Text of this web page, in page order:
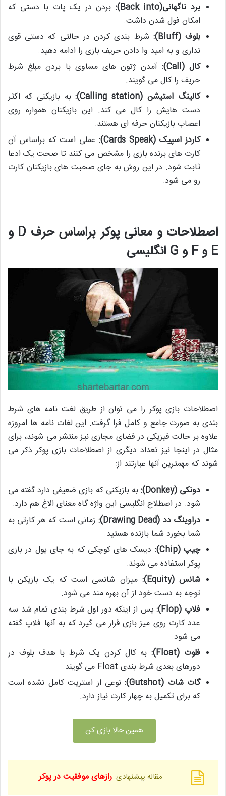
برد ناگهانی(Back into
): بردن در یک پات با دستی که
امکان فول شدن داشت.
بلوف (Bluff
): شرط بندی کردن در حالتی که دستی قوی
نداری و به امید وا دادن حریف بازی را ادامه دهید.
کال (Call
): آمدن ژتون های مساوی با بردن مبلغ شرط
حریف را کال می گویند.
کالینگ استیشن (Calling station
):به بازیکنی که اکثر
دست هایش را کال می کند. این بازیکنان همواره روی
اعصاب بازیکنان حرفه ای هستند.
کاردز اسپیک (Cards Speak
): عملی است که براساس آن
کارت های برنده بازی را مشخص می کنند تا صحت یک ادعا
ثابت شود. در این روش به جای صحبت های بازیکنان کارت
رو می شود.
اصطلاحات و معانی پوکر براساس حرف D و
E و F و G انگلیسی
اصطلاحات بازی پوکر را می توان از طریق لغت نامه های شرط
بندی به صورت جامع و کامل فرا گرفت. این لغات نامه ها امروزه
علاوه بر حالت فیزیکی در فضای مجازی نیز منتشر می شوند، برای
مثال در اینجا نیز تعداد دیگری از اصطلاحات بازی پوکر ذکر می
شوند که مهمترین آنها عبارتند از:
دونکی (Donkey
):به بازیکنی که بازی ضعیفی دارد گفته می
شود. در اصطلاح انگلیسی این واژه گاه معنای الاغ هم دارد.
دراوینگ دد (Drawing Dead
): زمانی است که هر کارتی به
شما بخورد شما بازنده هستید.
چیپ (Chip
): دیسک های کوچکی که به جای پول در بازی
پوکر استفاده می شوند.
شانس (Equity
): میزان شانسی است که یک بازیکن با
توجه به دست خود از آن بهره مند می شود.
فلاپ (Flop
):پس از اینکه دور اول شرط بندی تمام شد سه
عدد کارت روی میز بازی قرار می گیرد که به آنها فلاپ گفته
می شود.
فلوت (Float
):به کال کردن یک شرط با هدف بلوف در
دورهای بعدی شرط بندی Float می گویند.
گات شات (Gutshot
):نوعی از استریت کامل نشده است
که برای تکمیل به چهار کارت نیاز دارد.
همین حالا بازی کن
مقاله پیشنهادی:رازهای موفقیت در پوکر